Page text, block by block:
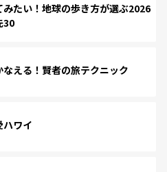
たい！地球の歩き方が選ぶ2026
30
える！賢者の旅テクニック
ワイ